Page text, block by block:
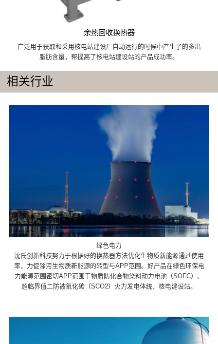
余热回收换热器
广泛用于获取和采用核电站建设厂自动运行的时候中产生了的多出
脂肪含量，帮提高了核电站建设站的产品成功率。
相关行业
绿色电力
沈氏创新科技努力于根据好的换热器方法优化生物质新能源通过使用
率，力促除污生物质新能源的转型与APP范围。好产品在绿色环保电
力能源范围密切APP范围于物质防化合物染料动力电池（SOFC）、
超临界值二防被氧化碳（SCO2）火力发电体统、核电建设站。